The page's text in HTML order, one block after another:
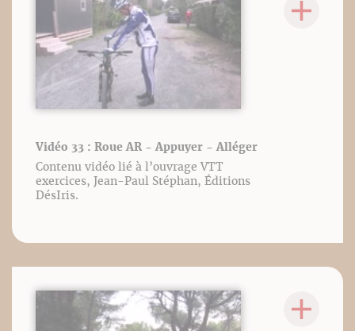
Vidéo 33 : Roue AR - Appuyer - Alléger
Contenu vidéo lié à l’ouvrage VTT
exercices, Jean-Paul Stéphan, Éditions
DésIris.